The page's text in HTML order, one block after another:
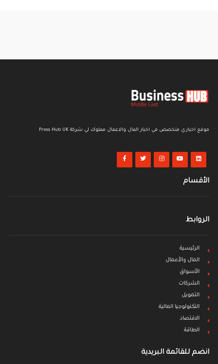
موقع اخباري متخصص في اخبار المال والاعمال مملوك لي شركة Press Hub UK
الأقسام
الروابط
الرئيسية
المال والأعمال
الأسواق
الشركات
التمويل
التكنولوجيا المالية
الاقتصاد
الطاقة
انضم للقائمة البريدية